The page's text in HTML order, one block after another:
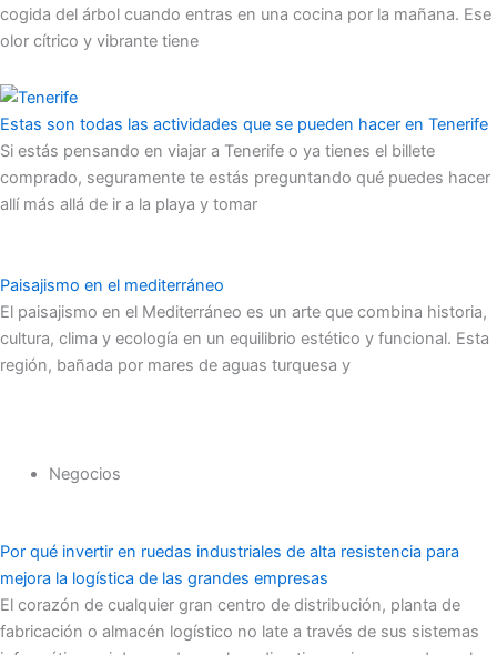
cogida del árbol cuando entras en una cocina por la mañana. Ese
olor cítrico y vibrante tiene
Estas son todas las actividades que se pueden hacer en Tenerife
Si estás pensando en viajar a Tenerife o ya tienes el billete
comprado, seguramente te estás preguntando qué puedes hacer
allí más allá de ir a la playa y tomar
Paisajismo en el mediterráneo
El paisajismo en el Mediterráneo es un arte que combina historia,
cultura, clima y ecología en un equilibrio estético y funcional. Esta
región, bañada por mares de aguas turquesa y
Negocios
Por qué invertir en ruedas industriales de alta resistencia para
mejora la logística de las grandes empresas
El corazón de cualquier gran centro de distribución, planta de
fabricación o almacén logístico no late a través de sus sistemas